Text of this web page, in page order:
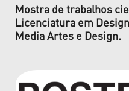
Mostra de trabalhos
Licenciatura em
Media Artes e Design.